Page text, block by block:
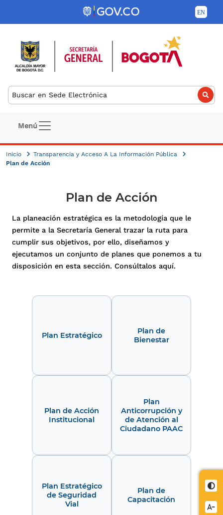
Pasar al contenido principal
Buscar
Navegación principal
Menú
Inicio
Transparencia y Acceso A La Información Pública
Plan de Acción
Plan de Acción
La planeación estratégica es la metodología que le
permite a la Secretaría General trazar la ruta para
cumplir sus objetivos, por ello, diseñamos y
ejecutamos un conjunto de planes que ponemos a tu
disposición en esta sección. Consúltalos aquí.
Plan Estratégico
Plan de
Bienestar
Plan de Acción
Institucional
Plan
Anticorrupción y
de Atención al
Ciudadano PAAC
Plan Estratégico
de Seguridad
Vial
Plan de
Capacitación